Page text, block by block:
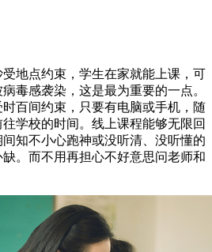
地点约束，学生在家就能上课，可
毒感袭染，这是最为重要的一点。
百间约束，只要有电脑或手机，随
学校的时间。线上课程能够无限回
知不小心跑神或没听清、没听懂的
。而不用再担心不好意思问老师和